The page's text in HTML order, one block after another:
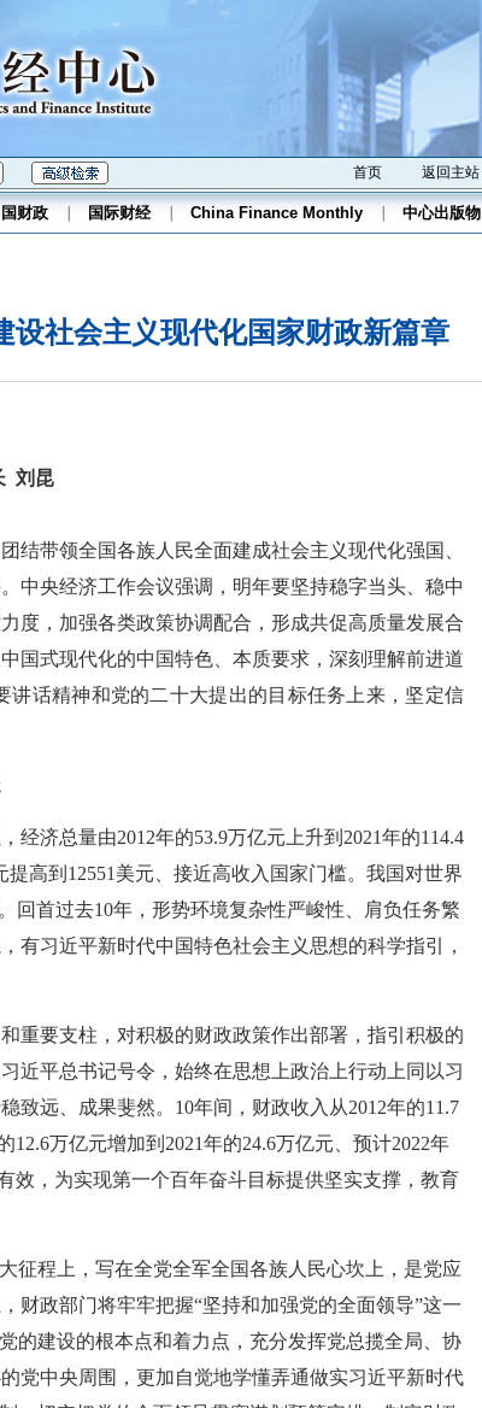
首页 返回主站
财政 国际财经 China Finance Monthly 中心出版物
社会主义现代化国家财政新篇章
刘昆
带领全国各族人民全面建成社会主义现代化强国、
中央经济工作会议强调，明年要坚持稳字当头、稳中
度，加强各类政策协调配合，形成共促高质量发展合
国式现代化的中国特色、本质要求，深刻理解前进道
话精神和党的二十大提出的目标任务上来，坚定信
经济总量由2012年的53.9万亿元上升到2021年的114.4
高到12551美元、接近高收入国家门槛。我国对世界
回首过去10年，形势环境复杂性严峻性、肩负任务繁
有习近平新时代中国特色社会主义思想的科学指引，
要支柱，对积极的财政政策作出部署，指引积极的
近平总书记号令，始终在思想上政治上行动上同以习
致远、成果斐然。 10年间，财政收入从2012年的11.7
万亿元增加到2021年的24.6万亿元、预计2022年
效，为实现第一个百年奋斗目标提供坚实支撑，教育
征程上，写在全党全军全国各族人民心坎上，是党应
财政部门将牢牢把握“坚持和加强党的全面领导”这一
的建设的根本点和着力点，充分发挥党总揽全局、协
党中央周围，更加自觉地学懂弄通做实习近平新时代